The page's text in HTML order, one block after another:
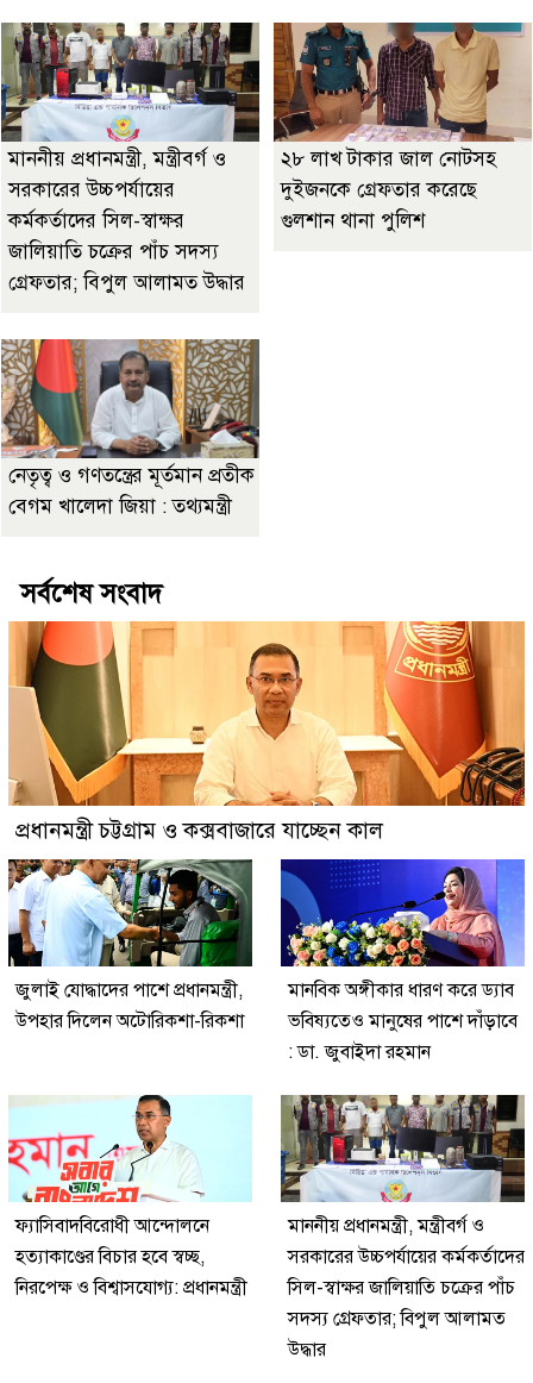
মাননীয় প্রধানমন্ত্রী, মন্ত্রীবর্গ ও
সরকারের উচ্চপর্যায়ের
কর্মকর্তাদের সিল-স্বাক্ষর
জালিয়াতি চক্রের পাঁচ সদস্য
গ্রেফতার; বিপুল আলামত উদ্ধার
২৮ লাখ টাকার জাল নোটসহ
দুইজনকে গ্রেফতার করেছে
গুলশান থানা পুলিশ
নেতৃত্ব ও গণতন্ত্রের মূর্তমান প্রতীক
বেগম খালেদা জিয়া : তথ্যমন্ত্রী
সর্বশেষ সংবাদ
প্রধানমন্ত্রী চট্টগ্রাম ও কক্সবাজারে যাচ্ছেন কাল
জুলাই যোদ্ধাদের পাশে প্রধানমন্ত্রী,
উপহার দিলেন অটোরিকশা-রিকশা
মানবিক অঙ্গীকার ধারণ করে ড্যাব
ভবিষ্যতেও মানুষের পাশে দাঁড়াবে
: ডা. জুবাইদা রহমান
ফ্যাসিবাদবিরোধী আন্দোলনে
হত্যাকাণ্ডের বিচার হবে স্বচ্ছ,
নিরপেক্ষ ও বিশ্বাসযোগ্য: প্রধানমন্ত্রী
মাননীয় প্রধানমন্ত্রী, মন্ত্রীবর্গ ও
সরকারের উচ্চপর্যায়ের কর্মকর্তাদের
সিল-স্বাক্ষর জালিয়াতি চক্রের পাঁচ
সদস্য গ্রেফতার; বিপুল আলামত
উদ্ধার